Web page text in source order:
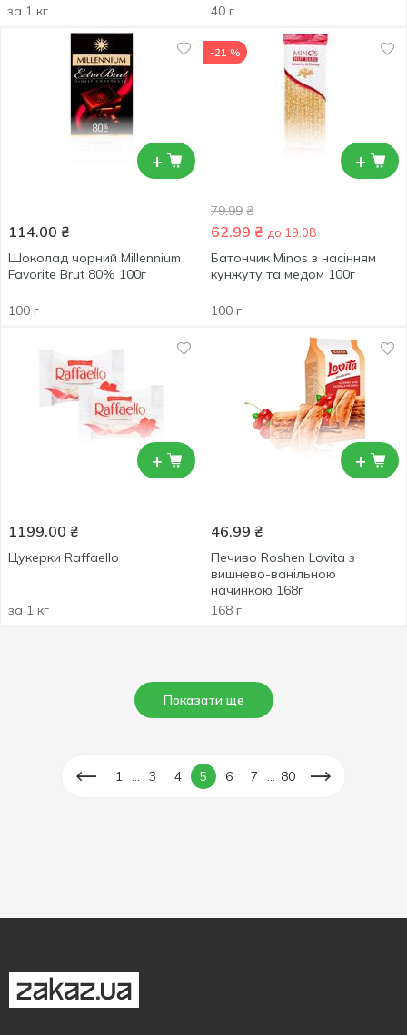
за 1 кг
40 г
+
114.00 ₴
Шоколад чорний Millennium
Favorite Brut 80% 100г
100 г
+
-21 %
79.99 ₴
62.99 ₴ до 19.08
Батончик Minos з насінням
кунжуту та медом 100г
100 г
+
1199.00 ₴
Цукерки Raffaello
за 1 кг
+
46.99 ₴
Печиво Roshen Lovita з
вишнево-ванільною
начинкою 168г
168 г
Показати ще
1 3 4 5 6 7 80